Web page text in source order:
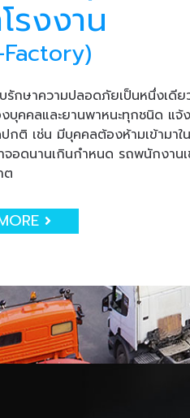
รงงาน
รักษาความปลอดภัยเป็นหนึ่งเดี
บุคคลและยานพาหนะทุกชนิด แจ้
กติ เช่น มีบุคคลต้องห้ามเข้ามาใ
จอดนานเกินกำหนด รถพนักงาน
ต